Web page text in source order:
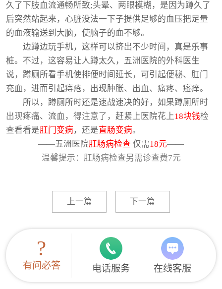
久了下肢血流通畅所致;头晕、两眼模糊，是因为蹲久了
后突然站起来，心脏没法一下子提供足够的血压把足量
的血液输送到大脑，使脑子的血不够。
边蹲边玩手机，这样可以挤出不少时间，真是乐事
桩。不过，这容易让人蹲太久，五洲医院的外科医生
说，蹲厕所看手机使排便时间延长，可引起便秘、肛门
充血，进而引起痔疮，出现肿胀、出血、痛疼、瘙痒。
所以，蹲厕所时还是速战速决的好，如果蹲厕所时
出现疼痛、流血，得注意了，赶紧上医院花上18块钱检
查看看是肛门变病 ，还是直肠变病。
——五洲医院肛肠病检查 仅需18元——
温馨提示：肛肠病检查另需诊查费7元
上一篇 下一篇
?
有问必答 电话服务 在线客服